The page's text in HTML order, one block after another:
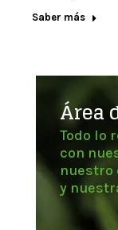
Saber más
Área
Todo lo
con
nuestro
y